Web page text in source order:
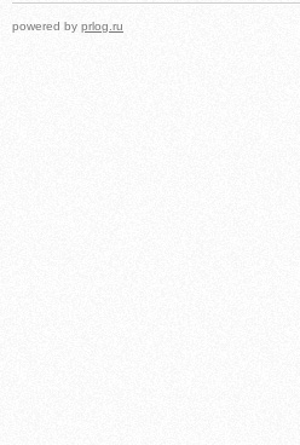
powered by prlog.ru